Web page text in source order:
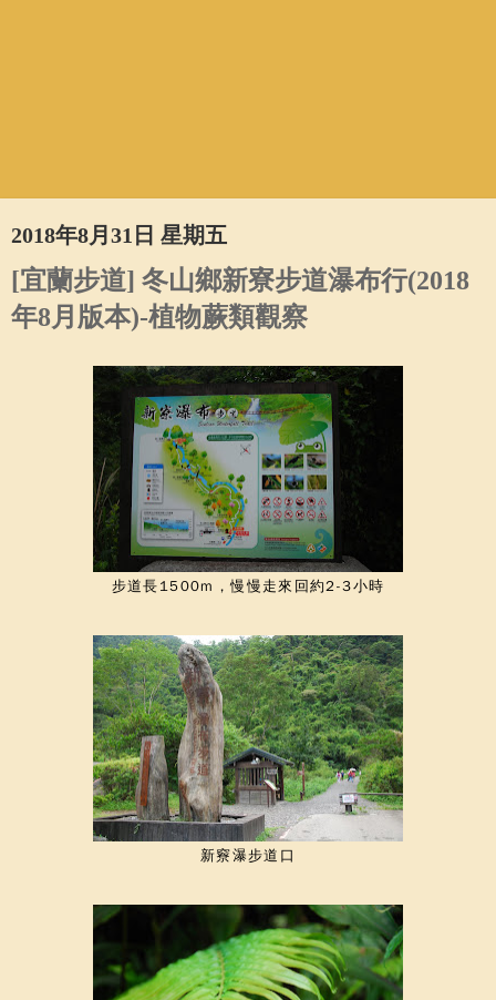
2018年8月31日 星期五
[宜蘭步道] 冬山鄉新寮步道瀑布行(2018
年8月版本)-植物蕨類觀察
步道長1500m，慢慢走來回約2-3小時
新竂瀑步道口